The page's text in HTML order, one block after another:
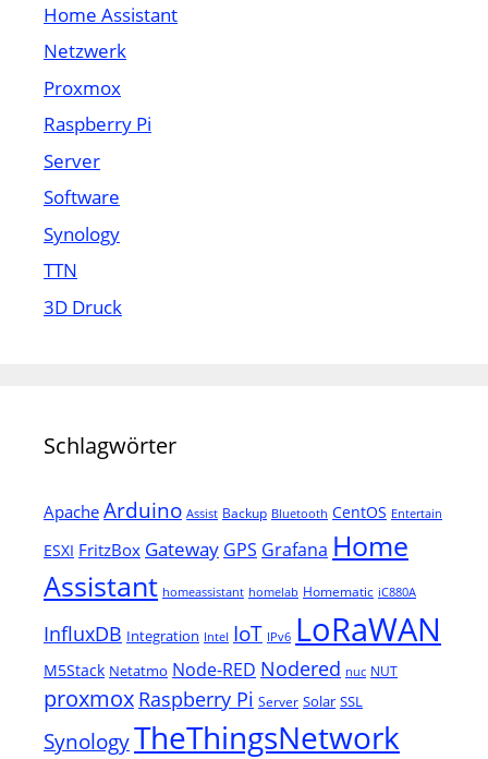
Home Assistant
Netzwerk
Proxmox
Raspberry Pi
Server
Software
Synology
TTN
3D Druck
Schlagwörter
Apache Arduino Assist Backup Bluetooth CentOS Entertain
ESXI FritzBox Gateway GPS Grafana Home
Assistant homeassistant homelab Homematic iC880A
InfluxDB Integration Intel IoT IPv6 LoRaWAN
M5Stack Netatmo Node-RED Nodered nuc NUT
proxmox Raspberry Pi Server Solar SSL
SynologyTheThingsNetwork